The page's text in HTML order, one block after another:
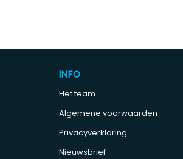
INFO
Het team
Algemene voorwaarden
Privacyverklaring
Nieuwsbrief